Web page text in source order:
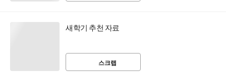
새학기 추천 자료
스크랩